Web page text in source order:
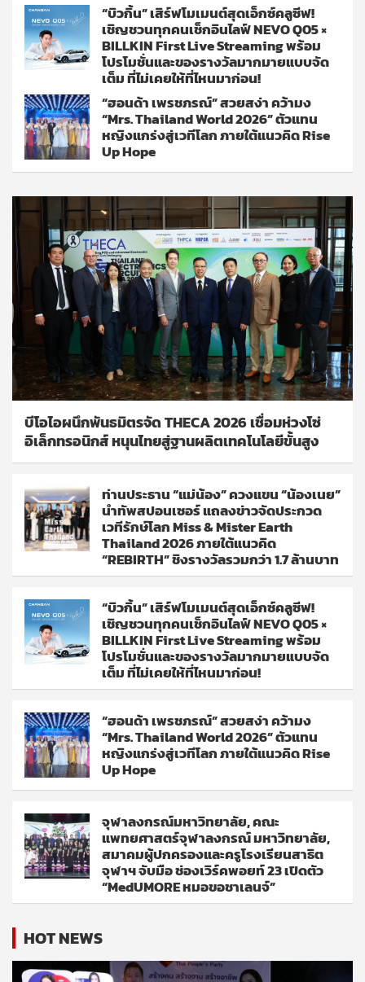
“บิวกิ้น” เสิร์ฟโมเมนต์สุดเอ็กซ์คลูซีฟ!
เชิญชวนทุกคนเช็กอินไลฟ์ NEVO Q05 ×
BILLKIN First Live Streaming พร้อม
โปรโมชั่นและของรางวัลมากมายแบบจัด
เต็ม ที่ไม่เคยให้ที่ไหนมาก่อน!
“ฮอนด้า เพรชภรณ์” สวยสง่า คว้ามง
“Mrs. Thailand World 2026” ตัวแทน
หญิงแกร่งสู่เวทีโลก ภายใต้แนวคิด Rise
Up Hope
บีโอไอผนึกพันธมิตรจัด THECA 2026 เชื่อมห่วงโซ่
อิเล็กทรอนิกส์ หนุนไทยสู่ฐานผลิตเทคโนโลยีขั้นสูง
ท่านประธาน “แม่น้อง” ควงแขน “น้องเนย”
นำทัพสปอนเซอร์ แถลงข่าวจัดประกวด
เวทีรักษ์โลก Miss & Mister Earth
Thailand 2026 ภายใต้แนวคิด
“REBIRTH” ชิงรางวัลรวมกว่า 1.7 ล้านบาท
“บิวกิ้น” เสิร์ฟโมเมนต์สุดเอ็กซ์คลูซีฟ!
เชิญชวนทุกคนเช็กอินไลฟ์ NEVO Q05 ×
BILLKIN First Live Streaming พร้อม
โปรโมชั่นและของรางวัลมากมายแบบจัด
เต็ม ที่ไม่เคยให้ที่ไหนมาก่อน!
“ฮอนด้า เพรชภรณ์” สวยสง่า คว้ามง
“Mrs. Thailand World 2026” ตัวแทน
หญิงแกร่งสู่เวทีโลก ภายใต้แนวคิด Rise
Up Hope
จุฬาลงกรณ์มหาวิทยาลัย, คณะ
แพทยศาสตร์จุฬาลงกรณ์ มหาวิทยาลัย,
สมาคมผู้ปกครองและครูโรงเรียนสาธิต
จุฬาฯ จับมือ ช่องเวิร์คพอยท์ 23 เปิดตัว
“MedUMORE หมอขอชาเลนจ์”
HOT NEWS